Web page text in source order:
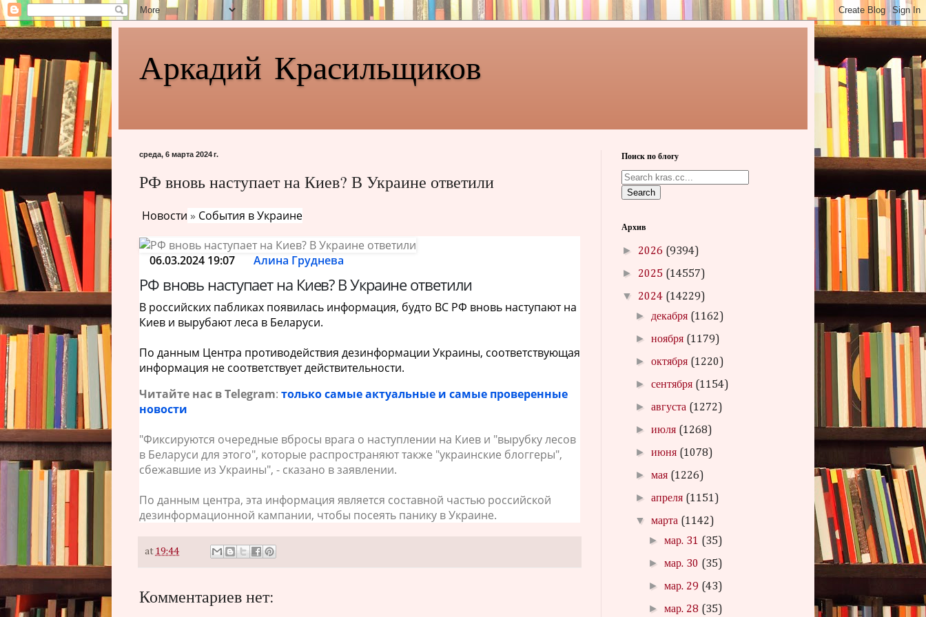
Аркадий Красильщиков
среда, 6 марта 2024 г.
РФ вновь наступает на Киев? В Украине ответили
Новости » События в Украине
06.03.2024 19:07 Алина Груднева
РФ вновь наступает на Киев? В Украине ответили
В российских пабликах появилась информация, будто ВС РФ вновь наступают на
Киев и вырубают леса в Беларуси.
По данным Центра противодействия дезинформации Украины, соответствующая
информация не соответствует действительности.
Читайте нас в Telegram: только самые актуальные и самые проверенные
новости
"Фиксируются очередные вбросы врага о наступлении на Киев и "вырубку лесов
в Беларуси для этого", которые распространяют также "украинские блоггеры",
сбежавшие из Украины", - сказано в заявлении.
По данным центра, эта информация является составной частью российской
дезинформационной кампании, чтобы посеять панику в Украине.
at 19:44
Комментариев нет:
Поиск по блогу
Search
Архив
► 2026 (9394)
► 2025 (14557)
▼ 2024 (14229)
► декабря (1162)
►ноября (1179)
►октября (1220)
►сентября (1154)
►августа (1272)
►июля (1268)
►июня (1078)
►мая (1226)
►апреля (1151)
▼марта (1142)
►мар. 31 (35)
►мар. 30 (35)
►мар. 29 (43)
►мар. 28 (35)